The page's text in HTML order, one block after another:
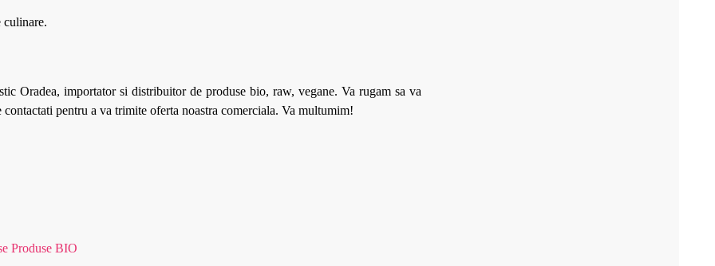
culinare.
Oradea, importator si distribuitor de produse bio, raw, vegane. Va rugam sa va
pentru a va trimite oferta noastra comerciala. Va multumim!
Produse BIO